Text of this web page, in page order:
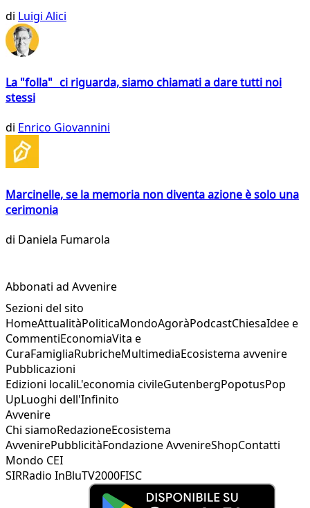
di Luigi Alici
La "folla" ci riguarda, siamo chiamati a dare tutti noi
stessi
di Enrico Giovannini
Marcinelle, se la memoria non diventa azione è solo una
cerimonia
di Daniela Fumarola
Abbonati ad Avvenire
Sezioni del sito
HomeAttualitàPoliticaMondoAgoràPodcastChiesaIdee e
CommentiEconomiaVita e
CuraFamigliaRubricheMultimediaEcosistema avvenire
Pubblicazioni
Edizioni localiL'economia civileGutenbergPopotusPop
UpLuoghi dell'Infinito
Avvenire
Chi siamoRedazioneEcosistema
AvvenirePubblicitàFondazione AvvenireShopContatti
Mondo CEI
SIRRadio InBluTV2000FISC